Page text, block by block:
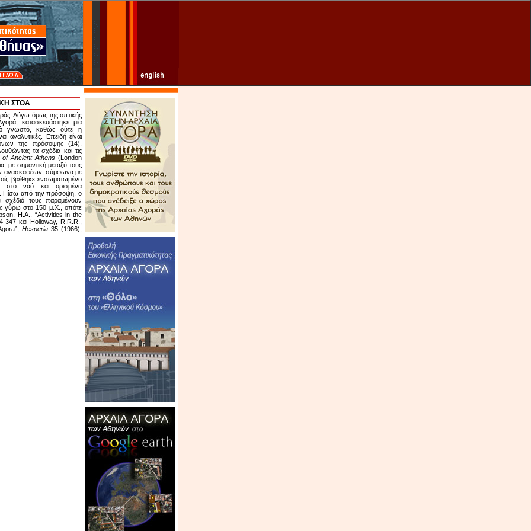
ΣΤΟΑ
Λόγω όμως της οπτικής
κατασκευάστηκε μία
γνωστό, καθώς ούτε η
αναλυτικές. Επειδή είναι
της πρόσοψης (14),
τα σχέδια και τις
of Ancient Athens(London
με σημαντική μεταξύ τους
ανασκαφέων, σύμφωνα με
βρέθηκε ενσωματωμένο
στο ναό και ορισμένα
Πίσω από την πρόσοψη, ο
σχέδιό τους παραμένουν
γύρω στο 150 μ.Χ., οπότε
H.A., “Activities in the
και Holloway, R.R.R.,
Hesperia35 (1966),